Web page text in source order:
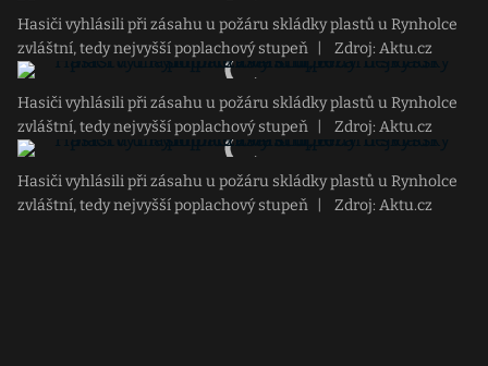
Hasiči vyhlásili při zásahu u požáru skládky plastů u Rynholce
zvláštní, tedy nejvyšší poplachový stupeň
Zdroj: Aktu.cz
Hasiči vyhlásili při zásahu u požáru skládky plastů u Rynholce
zvláštní, tedy nejvyšší poplachový stupeň
Zdroj: Aktu.cz
Hasiči vyhlásili při zásahu u požáru skládky plastů u Rynholce
zvláštní, tedy nejvyšší poplachový stupeň
Zdroj: Aktu.cz